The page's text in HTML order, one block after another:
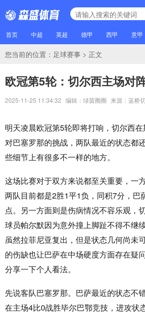
首页 中超 英超 德甲 西甲 意甲
您当前的位置： 足球赛事 > 正文
欧冠第5轮：切尔西主场对
2025-11-25 11:34:32 编辑：绿茵圈圈 来源：蓝桥
明天凌晨欧冠第5轮即将打响，切尔西
对巴塞罗那的挑战，两队最近的状态都
些细节上有很多不一样的地方。
这场比赛对于双方来说都至关重要，一
两队目前都是2胜1平1负，同积7分，巴
点。另一方面则是伤病情况不容乐观，
球员帕尔默因为意外撞上脚趾不得不继
虽然拉菲尼亚复出，但是状态几何尚未
的伤缺也让巴萨在中场硬度方面存在疑
分享一下个人看法。
先说客队巴塞罗那。巴萨最近的状态不
在主场4比0战胜毕尔巴鄂竞技，进攻状